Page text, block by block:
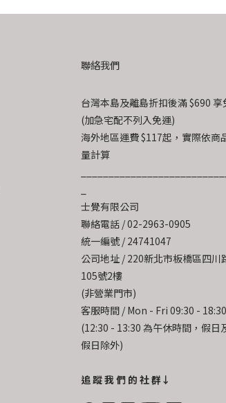
聯絡我們
台灣本島及離島折扣後滿 $690 享
(加急宅配不列入免運)
海外地區運費 $117起，實際依商
量計算
士覺有限公司
聯絡電話 / 02-2963-0905
統一編號 / 24741047
公司地址 / 220新北市板橋區四川
105號2樓
(非營業門市)
客服時間 / Mon - Fri 09:30 - 18:30
(12:30 - 13:30 為午休時間，假日
假日除外)
追 蹤 我 們 的 社 群↓